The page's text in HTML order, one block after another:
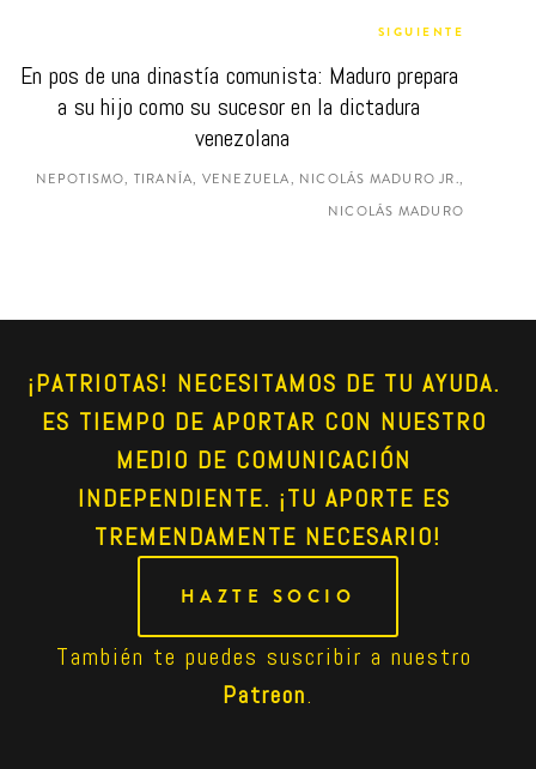
SIGUIENTE
En pos de una dinastía comunista: Maduro prepara
a su hijo como su sucesor en la dictadura
venezolana
NEPOTISMO, TIRANÍA, VENEZUELA, NICOLÁS MADURO JR.,
NICOLÁS MADURO
¡PATRIOTAS! NECESITAMOS DE TU AYUDA.
ES TIEMPO DE APORTAR CON NUESTRO
MEDIO DE COMUNICACIÓN
INDEPENDIENTE. ¡TU APORTE ES
TREMENDAMENTE NECESARIO!
HAZTE SOCIO
Patreon.